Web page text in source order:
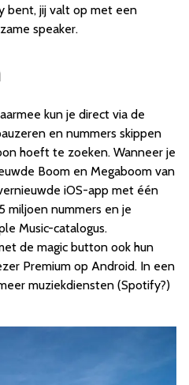
bent, jij valt op met een
speaker.
kun je direct via de
en nummers skippen
hoeft te zoeken. Wanneer je
Boom en Megaboom van
iOS-app met één
miljoen nummers en je
Music-catalogus.
de magic button ook hun
Premium op Android. In een
muziekdiensten (Spotify?)